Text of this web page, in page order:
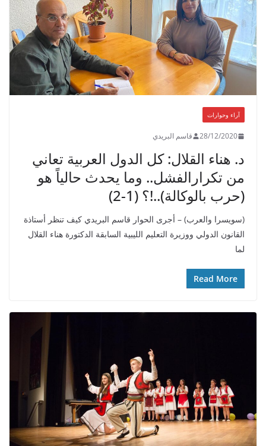
آراء وحوارات
28/12/2020 قاسم البريدي
د. هناء القلال: كل الدول العربية تعاني
من تكرارالفشل.. وما يحدث حالياً هو
(حرب بالوكالة)..!؟ (1-2)
(سويسرا والعرب) – أجرى الحوار قاسم البريدي كيف تنظر أستاذة
القانون الدولي ووزيرة التعليم الليبية السابقة الدكتورة هناء القلال
لما
Read More